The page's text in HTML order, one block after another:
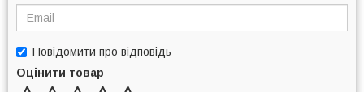
Повідомити про відповідь
Оцінити товар